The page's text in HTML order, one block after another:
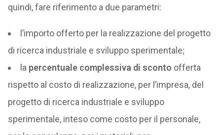
quindi, fare riferimento a due parametri:
l’importo offerto per la realizzazione del progetto
di ricerca industriale e sviluppo sperimentale;
la percentuale complessiva di sconto offerta
rispetto al costo di realizzazione, per l’impresa, del
progetto di ricerca industriale e sviluppo
sperimentale, inteso come costo per il personale,